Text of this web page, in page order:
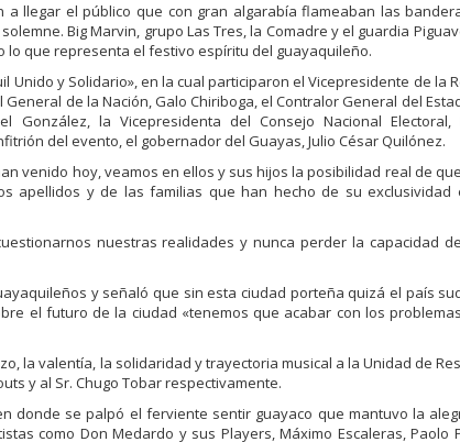
llegar el público que con gran algarabía flameaban las
Big Marvin, grupo Las Tres, la Comadre y el guardia
lo que representa el festivo espíritu del guayaquileño.
y Solidario», en la cual participaron el Vicepresidente de la
de la Nación, Galo Chiriboga, el Contralor General del
González, la Vicepresidenta del Consejo Nacional Electoral,
del evento, el gobernador del Guayas, Julio César Quilónez.
venido hoy, veamos en ellos y sus hijos la posibilidad real de
apellidos y de las familias que han hecho de su exclusividad
nuestras realidades y nunca perder la capacidad
y señaló que sin esta ciudad porteña quizá el país
el futuro de la ciudad «tenemos que acabar con los
la valentía, la solidaridad y trayectoria musical a la Unidad de
y al Sr. Chugo Tobar respectivamente.
donde se palpó el ferviente sentir guayaco que mantuvo la
como Don Medardo y sus Players, Máximo Escaleras, Paolo